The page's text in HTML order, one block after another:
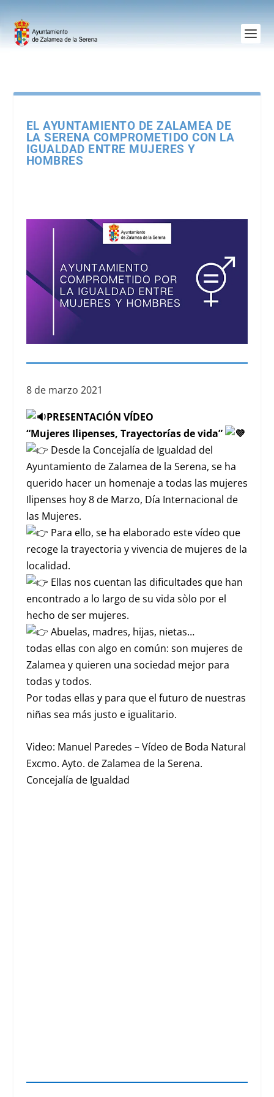
EL AYUNTAMIENTO DE ZALAMEA DE
LA SERENA COMPROMETIDO CON LA
IGUALDAD ENTRE MUJERES Y
HOMBRES
8 de marzo 2021
PRESENTACIÓN VÍDEO
“Mujeres Ilipenses, Trayectorías de vida”
Desde la Concejalía de Igualdad del
Ayuntamiento de Zalamea de la Serena, se ha
querido hacer un homenaje a todas las mujeres
Ilipenses hoy 8 de Marzo, Día Internacional de
las Mujeres.
Para ello, se ha elaborado este vídeo que
recoge la trayectoria y vivencia de mujeres de la
localidad.
Ellas nos cuentan las dificultades que han
encontrado a lo largo de su vida sòlo por el
hecho de ser mujeres.
Abuelas, madres, hijas, nietas…
todas ellas con algo en común: son mujeres de
Zalamea y quieren una sociedad mejor para
todas y todos.
Por todas ellas y para que el futuro de nuestras
niñas sea más justo e igualitario.
Video: Manuel Paredes – Vídeo de Boda Natural
Excmo. Ayto. de Zalamea de la Serena.
Concejalía de Igualdad